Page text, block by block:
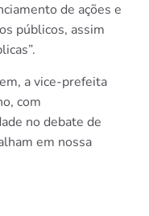
de ações e
públicos, assim
a vice-prefeita
com
no debate de
em nossa